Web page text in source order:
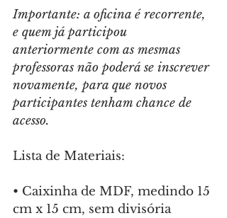
Importante: a oficina é recorrente,
e quem já participou
anteriormente com as mesmas
professoras não poderá se inscrever
novamente, para que novos
participantes tenham chance de
acesso.
Lista de Materiais:
•⁠ ⁠Caixinha de MDF, medindo 15
cm x 15 cm, sem divisória